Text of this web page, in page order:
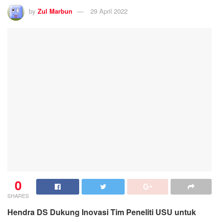
by Zul Marbun 29 April 2022
0
SHARES
Hendra DS Dukung Inovasi Tim Peneliti USU untuk